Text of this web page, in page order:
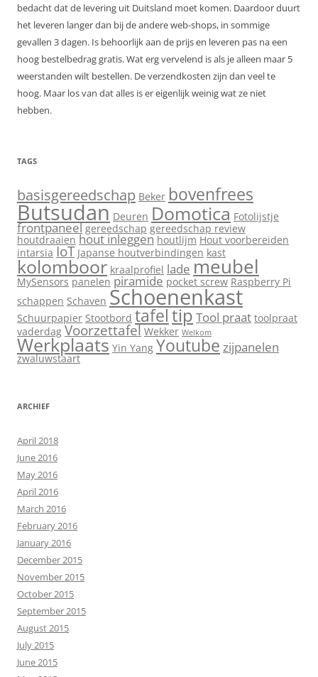
bedacht dat de levering uit Duitsland moet komen. Daardoor duurt
het leveren langer dan bij de andere web-shops, in sommige
gevallen 3 dagen. Is behoorlijk aan de prijs en leveren pas na een
hoog bestelbedrag gratis. Wat erg vervelend is als je alleen maar 5
weerstanden wilt bestellen. De verzendkosten zijn dan veel te
hoog. Maar los van dat alles is er eigenlijk weinig wat ze niet
hebben.
TAGS
basisgereedschap Beker bovenfrees
Butsudan Deuren Domotica Fotolijstje
frontpaneel gereedschap gereedschap review
houtdraaien hout inleggen houtlijm Hout voorbereiden
intarsia IoT Japanse houtverbindingen kast
kolomboor kraalprofiel lade meubel
MySensors panelen piramide pocket screw Raspberry Pi
schappen Schaven Schoenenkast
Schuurpapier Stootbord tafeltipTool praat toolpraat
vaderdag Voorzettafel Wekker Welkom
Werkplaats Yin Yang Youtube zijpanelen
zwaluwstaart
ARCHIEF
April 2018
June 2016
May 2016
April 2016
March 2016
February 2016
January 2016
December 2015
November 2015
October 2015
September 2015
August 2015
July 2015
June 2015